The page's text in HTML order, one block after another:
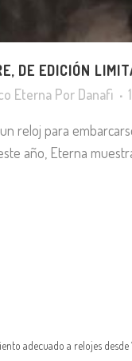
DE EDICIÓN
Eterna Por Danafi
reloj para
año, Eterna
adecuado a relojes